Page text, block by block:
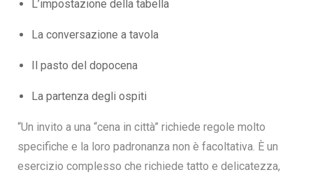
L’impostazione della tabella
La conversazione a tavola
Il pasto del dopocena
La partenza degli ospiti
“Un invito a una “cena in città” richiede regole molto
specifiche e la loro padronanza non è facoltativa. È un
esercizio complesso che richiede tatto e delicatezza,